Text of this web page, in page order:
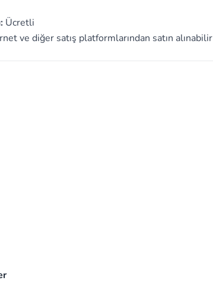
Ücretli
ve diğer satış platformlarından satın alınabilir